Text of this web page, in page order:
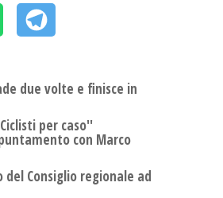
due volte e finisce in
per caso''
con Marco
del Consiglio regionale ad